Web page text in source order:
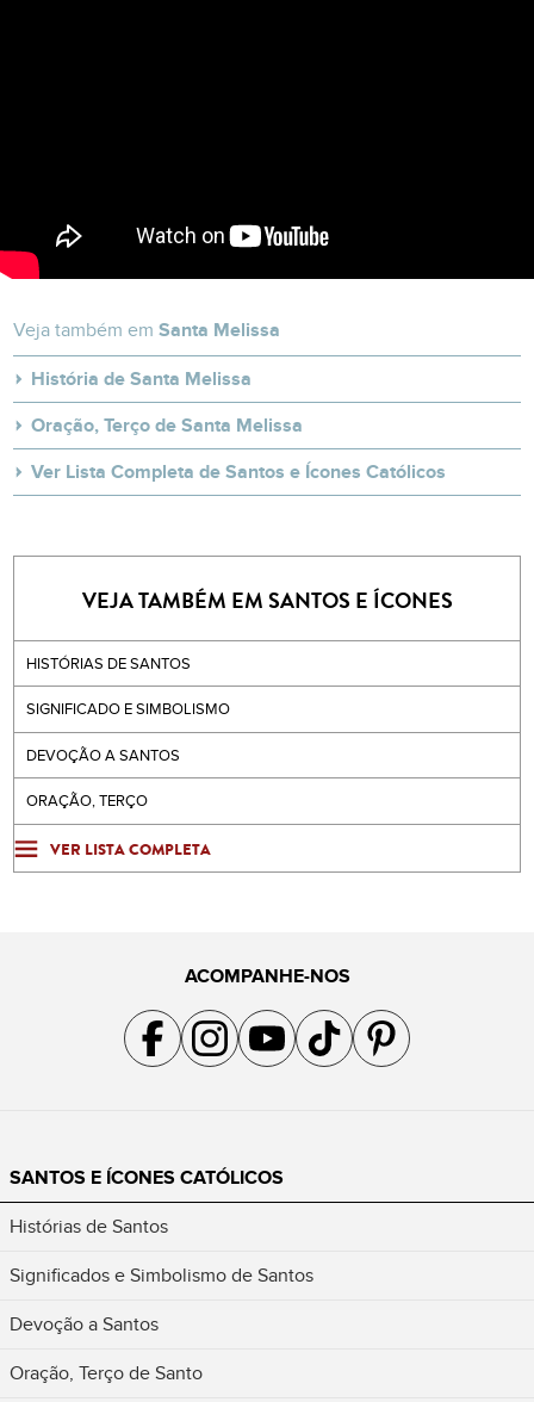
Veja também emSanta Melissa
História de Santa Melissa
Oração, Terço de Santa Melissa
Ver Lista Completa de Santos e Ícones Católicos
VEJA TAMBÉM EM SANTOS E ÍCONES
HISTÓRIAS DE SANTOS
SIGNIFICADO E SIMBOLISMO
DEVOÇÃO A SANTOS
ORAÇÃO, TERÇO
VER LISTA COMPLETA
ACOMPANHE-NOS
Acompanhe a gente no Facebook
Acompanhe a gente no Instagram
Acompanhe a gente no YouTube
Acompanhe a gente no TikTok
Acompanhe a gente no
SANTOS E ÍCONES CATÓLICOS
Histórias de Santos
Significados e Simbolismo de Santos
Devoção a Santos
Oração, Terço de Santo